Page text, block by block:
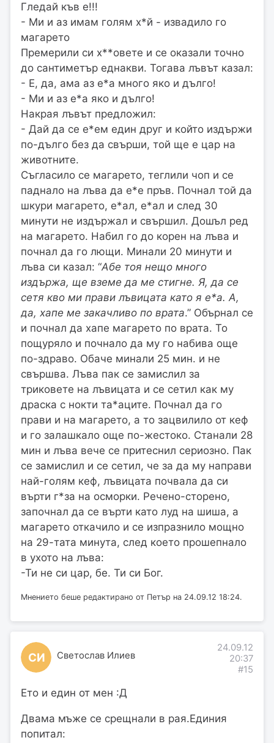
Гледай къв е!!!
- Ми и аз имам голям х*й - извадило го
магарето
Премерили си х**овете и се оказали точно
до сантиметър еднакви. Тогава лъвът казал:
- Е, да, ама аз е*а много яко и дълго!
- Ми и аз е*а яко и дълго!
Накрая лъвът предложил:
- Дай да се е*ем един друг и който издържи
по-дълго без да свърши, той ще е цар на
животните.
Съгласило се магарето, теглили чоп и се
паднало на лъва да е*е пръв. Почнал той да
шкури магарето, е*ал, е*ал и след 30
минути не издържал и свършил. Дошъл ред
на магарето. Набил го до корен на лъва и
почнал да го лющи. Минали 20 минути и
лъва си казал: “Абе тоя нещо много
издържа, ще вземе да ме стигне. Я, да се
сетя кво ми прави лъвицата като я е*а. А,
да, хапе ме закачливо по врата.” Обърнал се
и почнал да хапе магарето по врата. То
пощуряло и почнало да му го набива още
по-здраво. Обаче минали 25 мин. и не
свършва. Лъва пак се замислил за
триковете на лъвицата и се сетил как му
драска с нокти та*аците. Почнал да го
прави и на магарето, а то зацвилило от кеф
и го залашкало още по-жестоко. Станали 28
мин и лъва вече се притеснил сериозно. Пак
се замислил и се сетил, че за да му направи
най-голям кеф, лъвицата почвала да си
върти г*за на осморки. Речено-сторено,
започнал да се върти като луд на шиша, а
магарето откачило и се изпразнило мощно
на 29-тата минута, след което прошепнало
в ухото на лъва:
-Ти не си цар, бе. Ти си Бог.
Мнението беше редактирано от Петър на 24.09.12 18:24.
СИ Светослав Илиев
24.09.12
20:37
#15
Ето и един от мен :Д
Двама мъже се срещнали в рая.Единия
попитал: